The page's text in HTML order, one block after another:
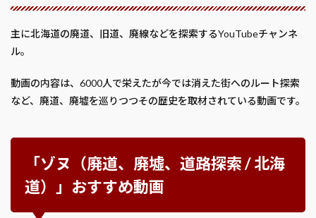
主に北海道の廃道、旧道、廃線などを探索するYouTubeチャンネ
ル。
動画の内容は、6000人で栄えたが今では消えた街へのルート探索
など、廃道、廃墟を巡りつつその歴史を取材されている動画です。
「ゾヌ（廃道、廃墟、道路探索 / 北海
道）」おすすめ動画